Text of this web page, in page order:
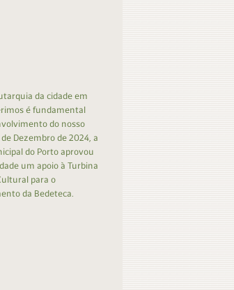
da cidade em
é fundamental
do nosso
Dezembro de 2024, a
do Porto aprovou
um apoio à Turbina
para o
da Bedeteca.